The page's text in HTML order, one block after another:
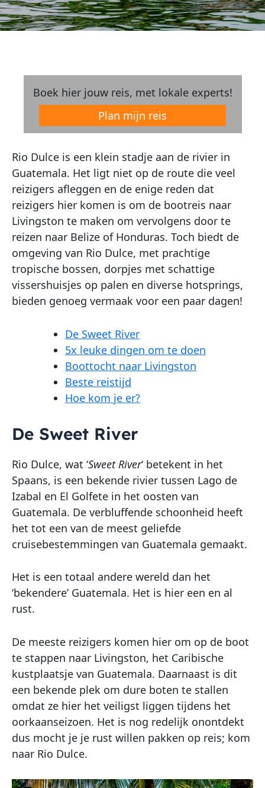
Boek hier jouw reis, met lokale experts!
Plan mijn reis
Rio Dulce is een klein stadje aan de rivier in
Guatemala. Het ligt niet op de route die veel
reizigers afleggen en de enige reden dat
reizigers hier komen is om de bootreis naar
Livingston te maken om vervolgens door te
reizen naar Belize of Honduras. Toch biedt de
omgeving van Rio Dulce, met prachtige
tropische bossen, dorpjes met schattige
vissershuisjes op palen en diverse hotsprings,
bieden genoeg vermaak voor een paar dagen!
De Sweet River
5x leuke dingen om te doen
Boottocht naar Livingston
Beste reistijd
Hoe kom je er?
De Sweet River
Rio Dulce, wat ‘Sweet River‘ betekent in het
Spaans, is een bekende rivier tussen Lago de
Izabal en El Golfete in het oosten van
Guatemala. De verbluffende schoonheid heeft
het tot een van de meest geliefde
cruisebestemmingen van Guatemala gemaakt.
Het is een totaal andere wereld dan het
‘bekendere’ Guatemala. Het is hier een en al
rust.
De meeste reizigers komen hier om op de boot
te stappen naar Livingston, het Caribische
kustplaatsje van Guatemala. Daarnaast is dit
een bekende plek om dure boten te stallen
omdat ze hier het veiligst liggen tijdens het
oorkaanseizoen. Het is nog redelijk onontdekt
dus mocht je je rust willen pakken op reis; kom
naar Rio Dulce.